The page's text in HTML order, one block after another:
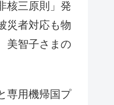
核三原則」発
災者対応も物
美智子さまの
専用機帰国プ